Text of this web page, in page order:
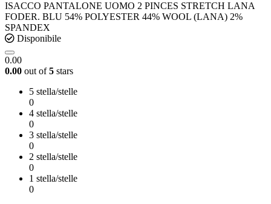
ISACCO PANTALONE UOMO 2 PINCES STRETCH LANA
FODER. BLU 54% POLYESTER 44% WOOL (LANA) 2%
SPANDEX
Disponibile
0.00
0.00 out of5 stars
5 stella/stelle
0
4 stella/stelle
0
3 stella/stelle
0
2 stella/stelle
0
1 stella/stelle
0